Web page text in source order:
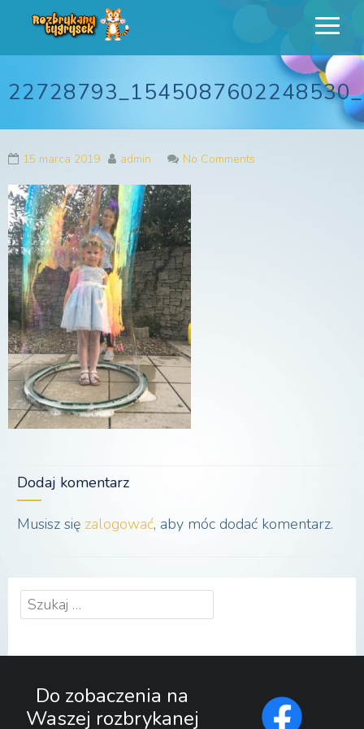
Rozbrykany
Tygrysek
Profesjonalne animacje urodzinowe dla dzieci
15 marca 2019 admin No Comments
Dodaj komentarz
Musisz się zalogować, aby móc dodać komentarz.
Szukaj:
Do zobaczenia na
Waszej rozbrykanej